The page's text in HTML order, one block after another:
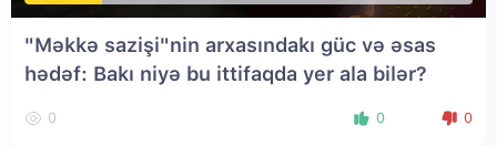
"Məkkə sazişi"nin arxasındakı güc və əsas
hədəf: Bakı niyə bu ittifaqda yer ala bilər?
0 0 0